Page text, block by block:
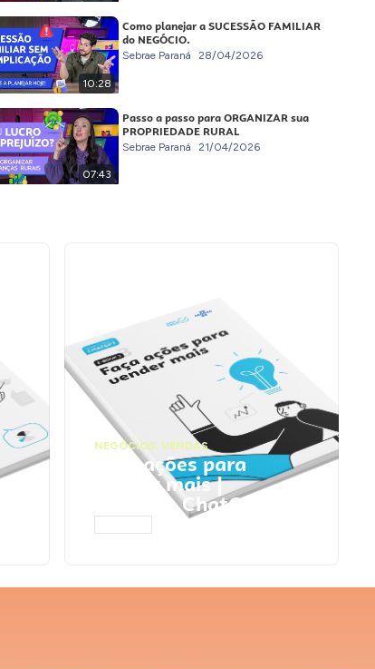
10:28
Como planejar a SUCESSÃO FAMILIAR
do NEGÓCIO.
Sebrae Paraná 28/04/2026
07:43
Passo a passo para ORGANIZAR sua
PROPRIEDADE RURAL
Sebrae Paraná 21/04/2026
NEGÓCIOS, VENDAS
Faça ações para
vender mais |
Prompts ChatGPT